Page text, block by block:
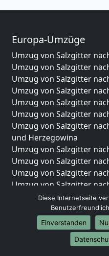
Europa-Umzüge
Umzug von Salzgitter
Umzug von Salzgitter
Umzug von Salzgitter
Umzug von Salzgitter
Umzug von Salzgitter
Umzug von Salzgitter
Umzug von Salzgitter
und Herzegowina
Umzug von Salzgitter
Umzug von Salzgitter
Umzug von Salzgitter
Umzug von Salzgitter
Umzug von Salzgitter
Umzug von Salzgitter
Umzug von Salzgitter
Umzug von Salzgitter
Umzug von Salzgitter
Diese Internetseite
Einverstanden